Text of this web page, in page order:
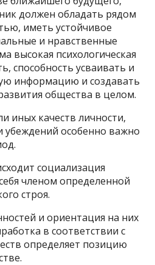
должен обладать рядом
иметь устойчивое
и нравственные
высокая психологическая
способность усваивать и
информацию и создавать
общества в целом.
иных качеств личности,
убеждений особенно важно
социализация
членом определенной
строя.
и ориентация на них
в соответствии с
определяет позицию